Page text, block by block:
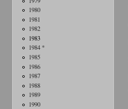
1980
1981
1982
1983
1984 *
1985
1986
1987
1988
1989
1990